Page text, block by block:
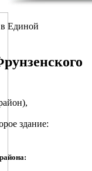
Единой
здание: